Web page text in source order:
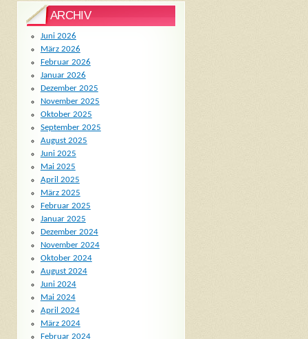
ARCHIV
Juni 2026
März 2026
Februar 2026
Januar 2026
Dezember 2025
November 2025
Oktober 2025
September 2025
August 2025
Juni 2025
Mai 2025
April 2025
März 2025
Februar 2025
Januar 2025
Dezember 2024
November 2024
Oktober 2024
August 2024
Juni 2024
Mai 2024
April 2024
März 2024
Februar 2024